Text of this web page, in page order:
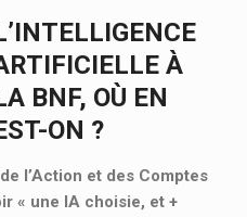
À
BNF, OÙ EN
ON ?
l’Action et des Comptes
« une IA choisie, et +